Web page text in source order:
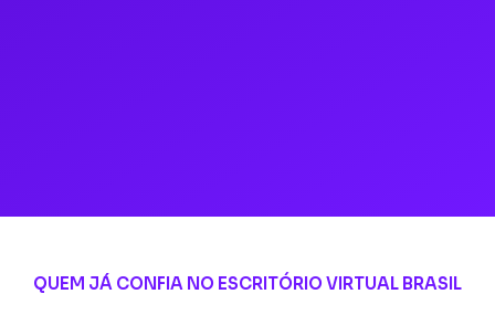
QUEM JÁ CONFIA NO ESCRITÓRIO VIRTUAL BRASIL